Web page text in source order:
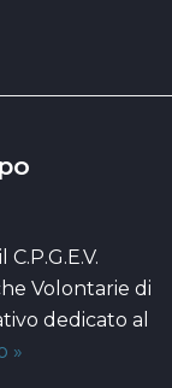
Volontarie di
dedicato al
»